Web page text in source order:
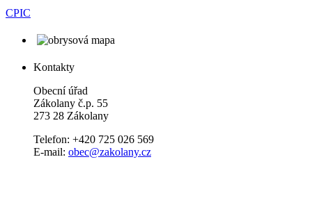
CPIC
Kontakty
Obecní úřad
Zákolany č.p. 55
273 28 Zákolany
Telefon: +420 725 026 569
E-mail: obec@zakolany.cz